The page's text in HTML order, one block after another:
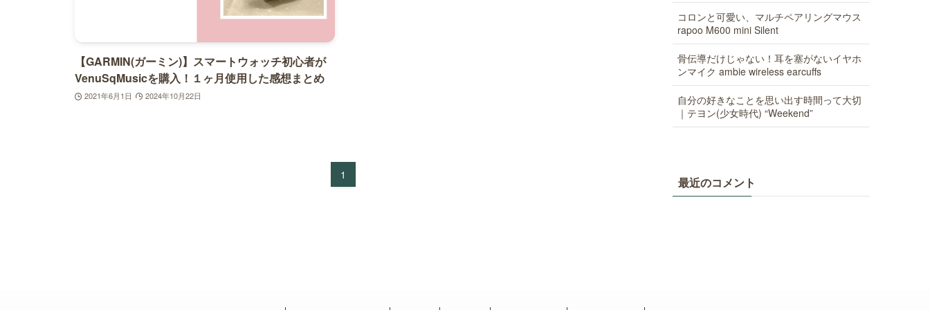
【GARMIN(ガーミン)】スマートウォッチ初心者が
VenuSqMusicを購入！１ヶ月使用した感想まとめ
2021年6月1日 2024年10月22日
1
コロンと可愛い、マルチペアリングマウス
rapoo M600 mini Silent
骨伝導だけじゃない！耳を塞がないイヤホ
ンマイク ambie wireless earcuffs
自分の好きなことを思い出す時間って大切
｜テヨン(少女時代) “Weekend”
最近のコメント